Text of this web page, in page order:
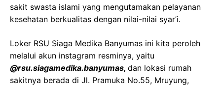
sakit swasta islami yang mengutamakan pelayanan
kesehatan berkualitas dengan nilai-nilai syar’i.
Loker RSU Siaga Medika Banyumas ini kita peroleh
melalui akun instagram resminya, yaitu
@rsu.siagamedika.banyumas, dan lokasi rumah
sakitnya berada di Jl. Pramuka No.55, Mruyung,